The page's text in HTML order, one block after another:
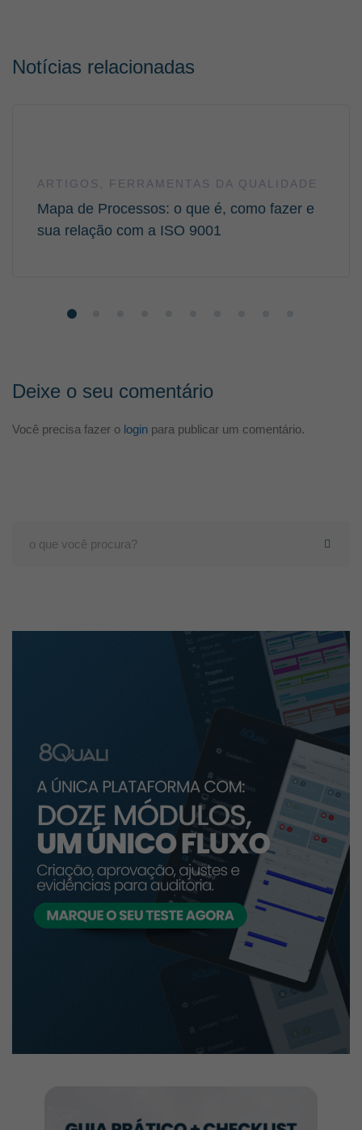
Notícias relacionadas
ARTIGOS FERRAMENTAS DA QUALIDADE
Mapa de Processos: o que é, como fazer e
sua relação com a ISO 9001
Deixe o seu comentário
Você precisa fazer o login para publicar um comentário.